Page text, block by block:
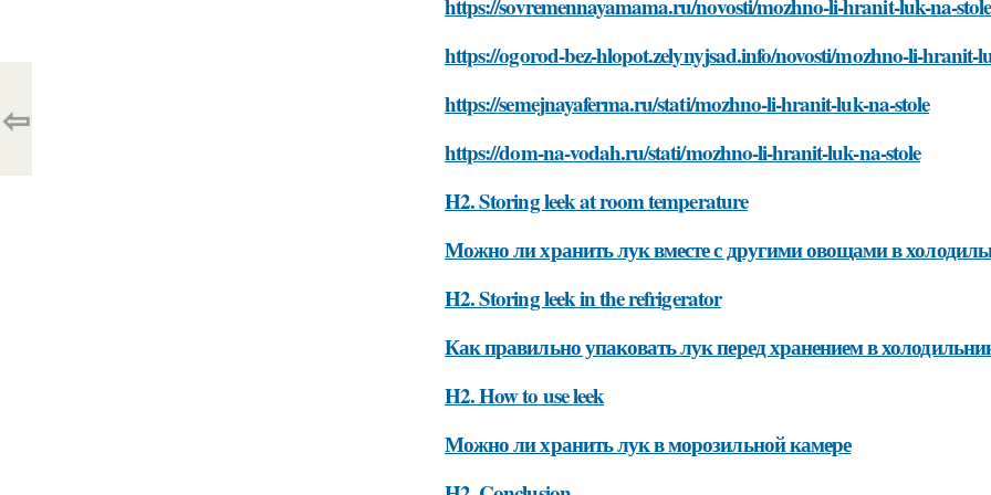
https://sovremennayamama.ru/novosti/mozhno-li-hranit-luk-na-stole
https://ogorod-bez-hlopot.zelynyjsad.info/novosti/mozhno-li-hranit-
https://semejnayaferma.ru/stati/mozhno-li-hranit-luk-na-stole
https://dom-na-vodah.ru/stati/mozhno-li-hranit-luk-na-stole
H2. Storing leek at room temperature
Можно ли хранить лук вместе с другими овощами в
H2. Storing leek in the refrigerator
Как правильно упаковать лук перед хранением в
H2. How to use leek
Можно ли хранить лук в морозильной камере
⇦